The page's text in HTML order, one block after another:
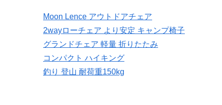
Moon Lence アウトドアチェア
2wayローチェア より安定 キャンプ椅子
グランドチェア 軽量 折りたたみ
コンパクト ハイキング
釣り 登山 耐荷重150kg